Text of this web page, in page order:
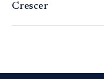
Crescer